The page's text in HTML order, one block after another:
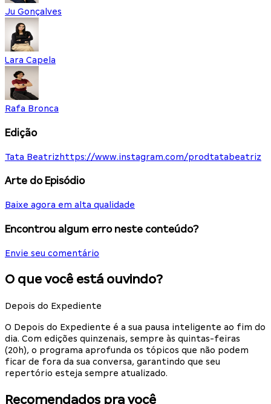
Ju Gonçalves
Lara Capela
Rafa Bronca
Edição
Tata Beatriz https://www.instagram.com/prodtatabeatriz
Arte do Episódio
Baixe agora em alta qualidade
Encontrou algum erro neste conteúdo?
Envie seu comentário
O que você está ouvindo?
Depois do Expediente
O Depois do Expediente é a sua pausa inteligente ao fim do
dia. Com edições quinzenais, sempre às quintas-feiras
(20h), o programa aprofunda os tópicos que não podem
ficar de fora da sua conversa, garantindo que seu
repertório esteja sempre atualizado.
Recomendados pra você